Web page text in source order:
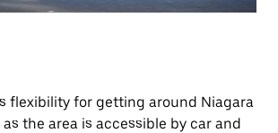
flexibility for getting around Niagara
as the area is accessible by car and